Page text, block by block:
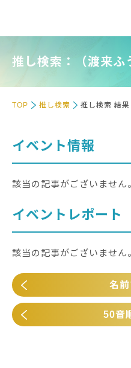
推し検索：（渡来ふ
TOP 推し検索 推し検索 結果
イベント情報
該当の記事がございません
イベントレポート
該当の記事がございません
名
50音